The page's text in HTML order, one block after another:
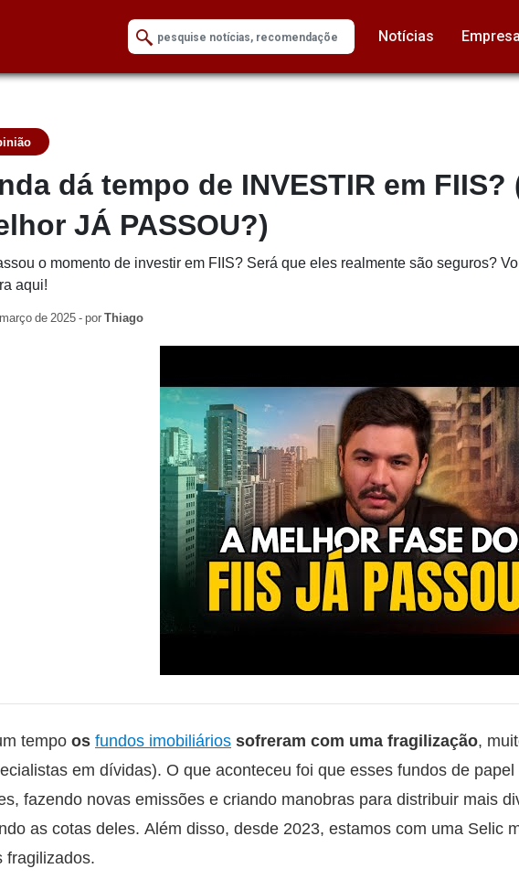
Notícias
dá tempo de INVESTIR em FIIS?
JÁ PASSOU?)
o momento de investir em FIIS? Será que eles realmente são seguros?
aqui!
de 2025 - porThiago
tempoos fundos imobiliários sofreram com uma fragilização,
em dívidas). O que aconteceu foi que esses fundos de
fazendo novas emissões e criando manobras para distribuir mais
as cotas deles. Além disso, desde 2023, estamos com uma Selic
fragilizados.